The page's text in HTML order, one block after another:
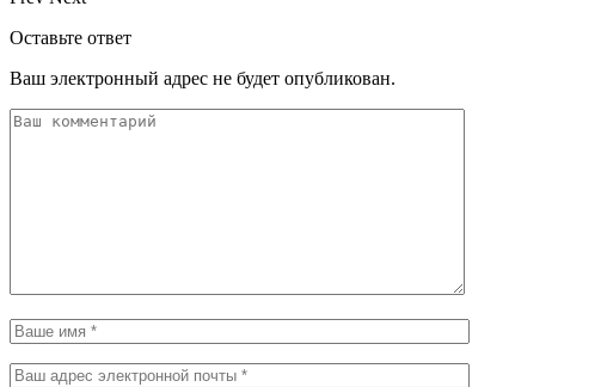
Оставьте ответ
Ваш электронный адрес не будет опубликован.